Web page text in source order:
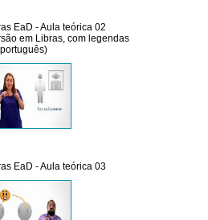
EaD - Aula teórica 02
em Libras, com legendas
EaD - Aula teórica 03